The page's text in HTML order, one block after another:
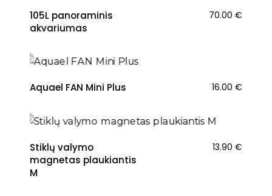
105L panoraminis
akvariumas
70.00 €
Aquael FAN Mini Plus 16.00 €
Stiklų valymo
magnetas plaukiantis
M
13.90 €